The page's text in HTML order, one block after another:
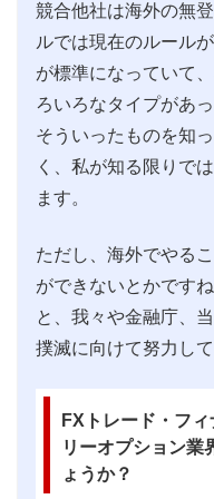
競合他社は海外の無
ルでは現在のルール
が標準になっていて
ろいろなタイプがあっ
そういったものを知
く、私が知る限りで
ます。
ただし、海外でやる
ができないとかです
と、我々や金融庁、
撲滅に向けて努力して
FXトレード・フ
リーオプション業
ょうか？